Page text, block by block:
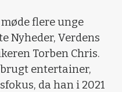
flere unge
Nyheder, Verdens
Torben Chris.
entertainer,
da han i 2021